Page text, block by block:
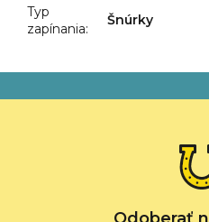
Typ
zapínania:
Šnúrky
á